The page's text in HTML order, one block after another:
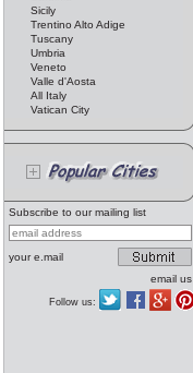
Sicily
Trentino Alto Adige
Tuscany
Umbria
Veneto
Valle d'Aosta
All Italy
Vatican City
Subscribe to our mailing list
your e.mail
email us
Follow us: